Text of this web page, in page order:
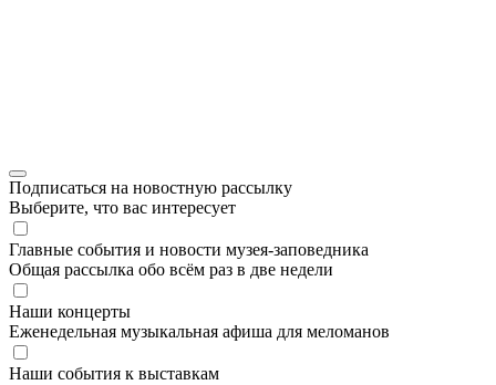
Подписаться на новостную рассылку
Выберите, что вас интересует
Главные события и новости музея-заповедника
Общая рассылка обо всём раз в две недели
Наши концерты
Еженедельная музыкальная афиша для меломанов
Наши события к выставкам